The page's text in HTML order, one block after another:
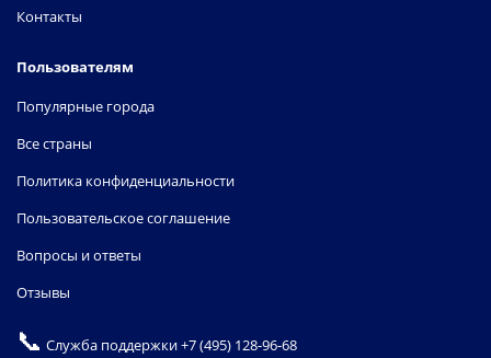
Контакты
Пользователям
Популярные города
Все страны
Политика конфиденциальности
Пользовательское соглашение
Вопросы и ответы
Отзывы
📞 Служба поддержки+7 (495) 128-96-68